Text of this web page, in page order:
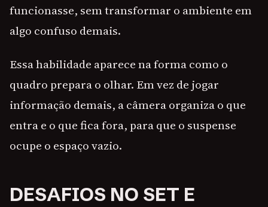
funcionasse, sem transformar o ambiente em
algo confuso demais.
Essa habilidade aparece na forma como o
quadro prepara o olhar. Em vez de jogar
informação demais, a câmera organiza o que
entra e o que fica fora, para que o suspense
ocupe o espaço vazio.
DESAFIOS NO SET E